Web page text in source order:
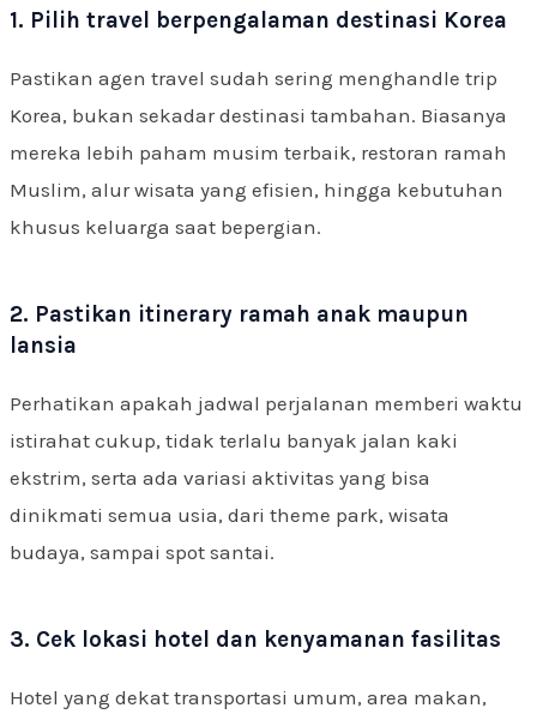
1. Pilih travel berpengalaman destinasi Korea
Pastikan agen travel sudah sering menghandle trip
Korea, bukan sekadar destinasi tambahan. Biasanya
mereka lebih paham musim terbaik, restoran ramah
Muslim, alur wisata yang efisien, hingga kebutuhan
khusus keluarga saat bepergian.
2. Pastikan itinerary ramah anak maupun
lansia
Perhatikan apakah jadwal perjalanan memberi waktu
istirahat cukup, tidak terlalu banyak jalan kaki
ekstrim, serta ada variasi aktivitas yang bisa
dinikmati semua usia, dari theme park, wisata
budaya, sampai spot santai.
3. Cek lokasi hotel dan kenyamanan fasilitas
Hotel yang dekat transportasi umum, area makan,